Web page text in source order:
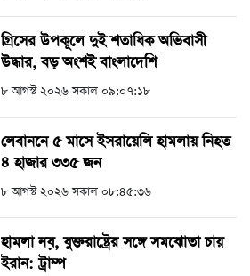
গ্রিসের উপকূলে দুই শতাধিক অভিবাসী
উদ্ধার, বড় অংশই বাংলাদেশি
৮ আগস্ট ২০২৬ সকাল ০৯:০৭:১৮
লেবাননে ৫ মাসে ইসরায়েলি হামলায় নিহত
৪ হাজার ৩৩৫ জন
৮ আগস্ট ২০২৬ সকাল ০৮:৪৫:৩৬
হামলা নয়, যুক্তরাষ্ট্রের সঙ্গে সমঝোতা চায়
ইরান: ট্রাম্প